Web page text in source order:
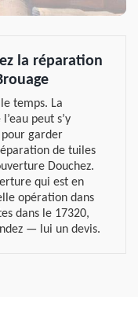
la réparation
temps. La
peut s’y
garder
de tuiles
Douchez.
qui est en
opération dans
dans le 17320,
— lui un devis.